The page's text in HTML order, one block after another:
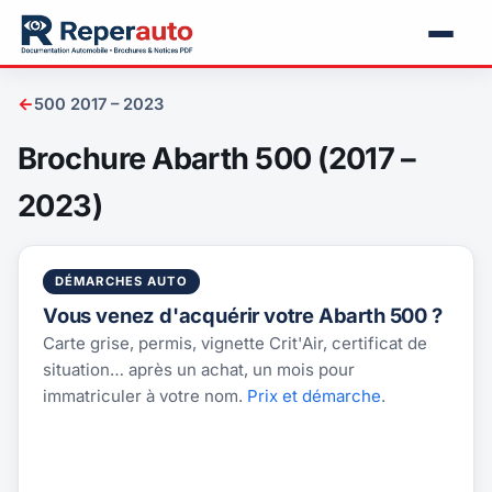
←500 2017 – 2023
Brochure Abarth 500 (2017 –
2023)
DÉMARCHES AUTO
Vous venez d'acquérir votre Abarth 500 ?
Carte grise, permis, vignette Crit'Air, certificat de
situation… après un achat, un mois pour
immatriculer à votre nom. Prix et démarche.